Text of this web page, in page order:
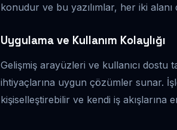
konudur ve bu yazılımlar, her iki
Uygulama ve Kullanım Kolaylığı
Gelişmiş arayüzleri ve kullanıcı dostu
ihtiyaçlarına uygun çözümler sunar.
kişiselleştirebilir ve kendi iş akışlarına